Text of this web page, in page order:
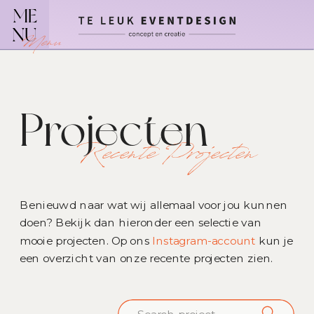
ME
NU
Menu
Search
Benieuwd naar wat wij allemaal voor jou kunnen
doen? Bekijk dan hieronder een selectie van
mooie projecten. Op ons Instagram-account kun je
een overzicht van onze recente projecten zien.
Recente Projecten
Projecten